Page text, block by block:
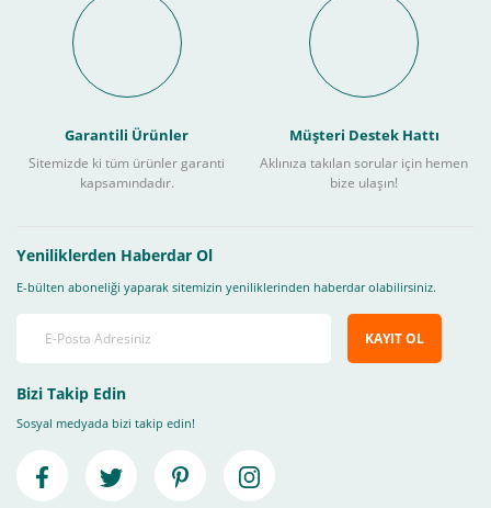
Garantili Ürünler
Sitemizde ki tüm ürünler garanti
kapsamındadır.
Müşteri Destek Hattı
Aklınıza takılan sorular için hemen
bize ulaşın!
Yeniliklerden Haberdar Ol
E-bülten aboneliği yaparak sitemizin yeniliklerinden haberdar olabilirsiniz.
KAYIT OL
Bizi Takip Edin
Sosyal medyada bizi takip edin!